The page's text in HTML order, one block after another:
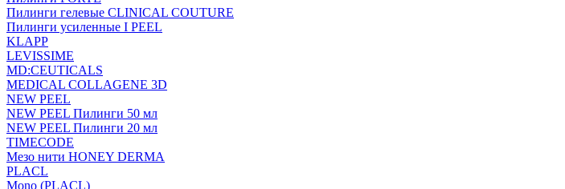
Пилинги гелевые CLINICAL COUTURE
Пилинги усиленные I PEEL
KLAPP
LEVISSIME
MD:CEUTICALS
MEDICAL COLLAGENE 3D
NEW PEEL
NEW PEEL Пилинги 50 мл
NEW PEEL Пилинги 20 мл
TIMECODE
Мезо нити HONEY DERMA
PLACL
Mono (PLACL)